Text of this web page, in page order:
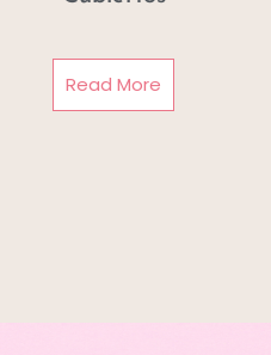
Read More